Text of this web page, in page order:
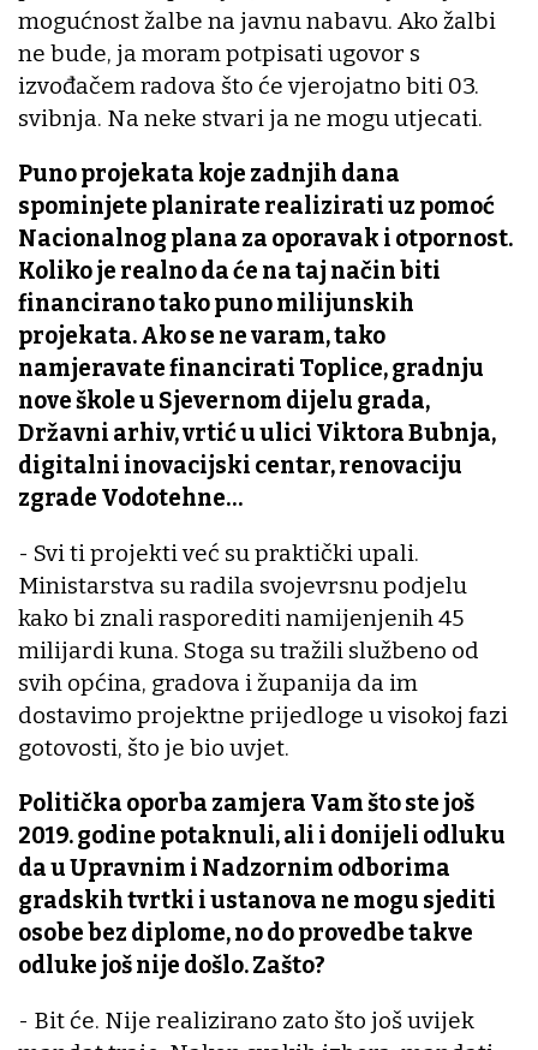
mogućnost žalbe na javnu nabavu. Ako žalbi
ne bude, ja moram potpisati ugovor s
izvođačem radova što će vjerojatno biti 03.
svibnja. Na neke stvari ja ne mogu utjecati.
Puno projekata koje zadnjih dana
spominjete planirate realizirati uz pomoć
Nacionalnog plana za oporavak i otpornost.
Koliko je realno da će na taj način biti
financirano tako puno milijunskih
projekata. Ako se ne varam, tako
namjeravate financirati Toplice, gradnju
nove škole u Sjevernom dijelu grada,
Državni arhiv, vrtić u ulici Viktora Bubnja,
digitalni inovacijski centar, renovaciju
zgrade Vodotehne…
- Svi ti projekti već su praktički upali.
Ministarstva su radila svojevrsnu podjelu
kako bi znali rasporediti namijenjenih 45
milijardi kuna. Stoga su tražili službeno od
svih općina, gradova i županija da im
dostavimo projektne prijedloge u visokoj fazi
gotovosti, što je bio uvjet.
Politička oporba zamjera Vam što ste još
2019. godine potaknuli, ali i donijeli odluku
da u Upravnim i Nadzornim odborima
gradskih tvrtki i ustanova ne mogu sjediti
osobe bez diplome, no do provedbe takve
odluke još nije došlo. Zašto?
- Bit će. Nije realizirano zato što još uvijek